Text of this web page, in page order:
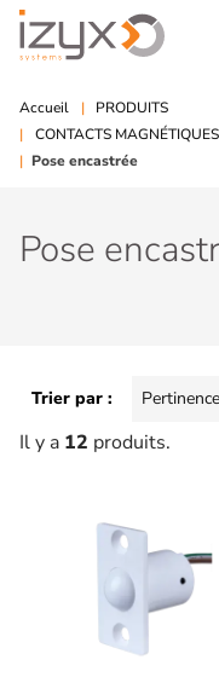
Accueil
PRODUITS
CONTACTS
Pose encastrée
Pose
Il y a 12 produits.
Trier par : Pertinence